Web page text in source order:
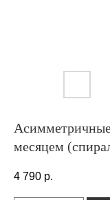
месяцем
4 790 р.